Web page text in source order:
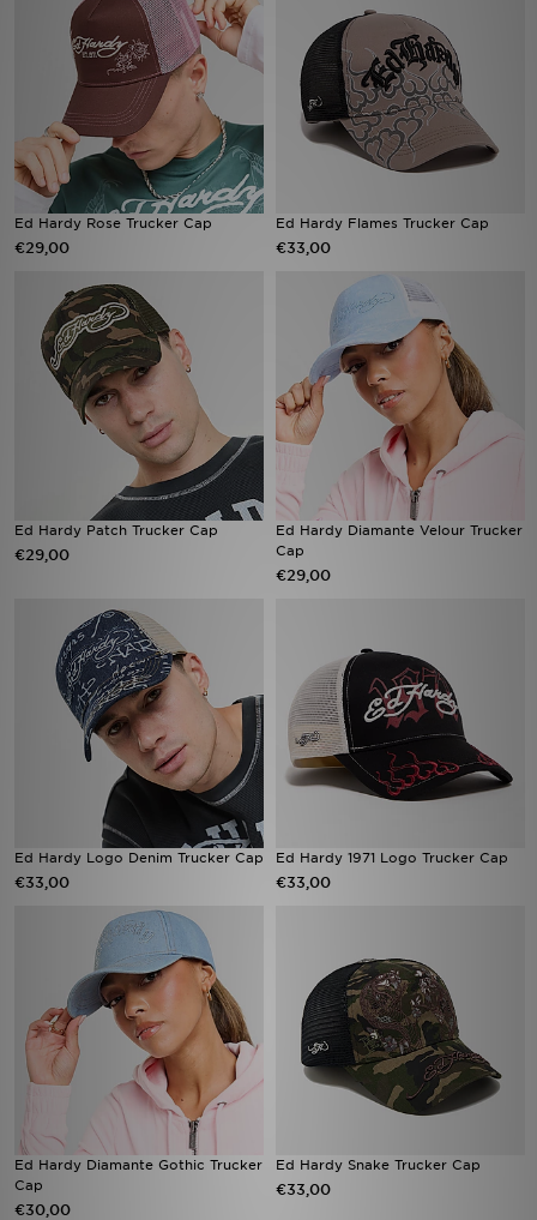
Ed Hardy Rose Trucker Cap
€29,00
Ed Hardy Flames Trucker Cap
€33,00
Ed Hardy Patch Trucker Cap
€29,00
Ed Hardy Diamante Velour Trucker
Cap
€29,00
Ed Hardy Logo Denim Trucker Cap
€33,00
Ed Hardy 1971 Logo Trucker Cap
€33,00
Ed Hardy Diamante Gothic Trucker
Cap
€30,00
Ed Hardy Snake Trucker Cap
€33,00
Vind een winkel
Bestelling traceren
Mijn JD
Klantenservice
Wie wij zijn